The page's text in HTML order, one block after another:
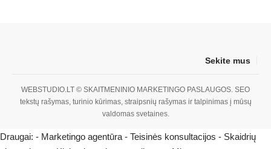
Sekite mus
WEBSTUDIO.LT © SKAITMENINIO MARKETINGO PASLAUGOS. SEO
tekstų rašymas, turinio kūrimas, straipsnių rašymas ir talpinimas į mūsų
valdomas svetaines.
Draugai: - Marketingo agentūra - Teisinės konsultacijos - Skaidrių